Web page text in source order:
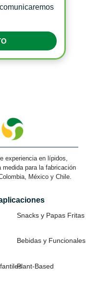
experiencia en lípidos,
para la fabricación
México y Chile.
Snacks y Papas Fritas
Bebidas y Funcionales
Plant-Based